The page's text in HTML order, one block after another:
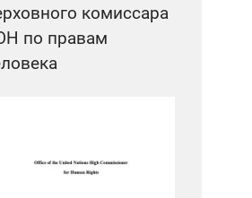
комиссара
по правам